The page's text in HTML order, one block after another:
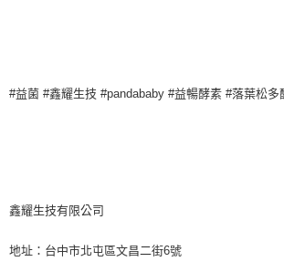
#益菌 #鑫耀生技 #pandababy #益暢酵素 #落葉松多
鑫耀生技有限公司
地址：台中市北屯區文昌二街6號